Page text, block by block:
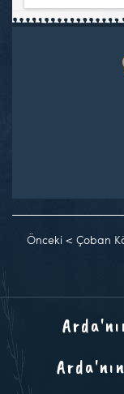
Önceki < Çoban